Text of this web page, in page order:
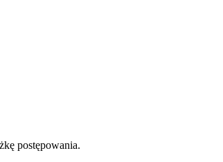
postępowania.